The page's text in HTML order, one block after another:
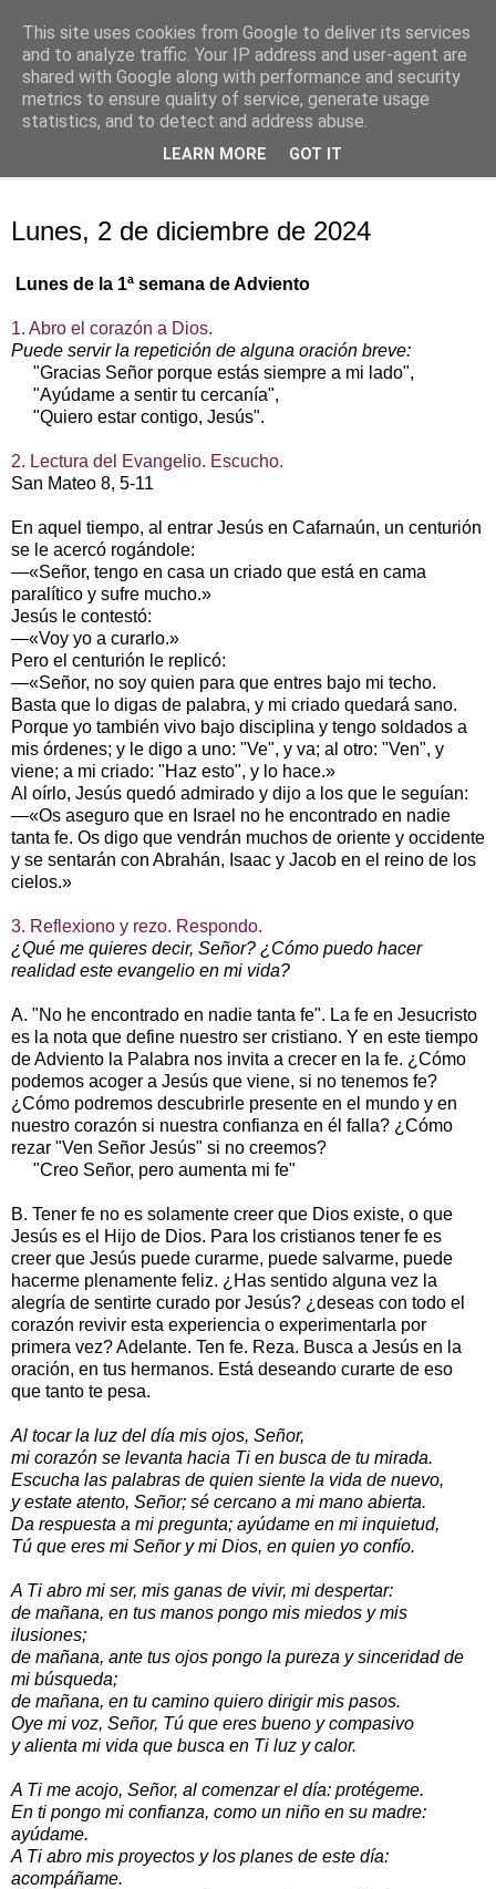
Oración personal
con el Evangelio de cada día
Lunes, 2 de diciembre de 2024
Lunes de la 1ª semana de Adviento
1. Abro el corazón a Dios.
Puede servir la repetición de alguna oración breve:
"Gracias Señor porque estás siempre a mi lado",
"Ayúdame a sentir tu cercanía",
"Quiero estar contigo, Jesús".
2. Lectura del Evangelio. Escucho.
San Mateo 8, 5-11
En aquel tiempo, al entrar Jesús en Cafarnaún, un centurión
se le acercó rogándole:
—«Señor, tengo en casa un criado que está en cama
paralítico y sufre mucho.»
Jesús le contestó:
—«Voy yo a curarlo.»
Pero el centurión le replicó:
—«Señor, no soy quien para que entres bajo mi techo.
Basta que lo digas de palabra, y mi criado quedará sano.
Porque yo también vivo bajo disciplina y tengo soldados a
mis órdenes; y le digo a uno: "Ve", y va; al otro: "Ven", y
viene; a mi criado: "Haz esto", y lo hace.»
Al oírlo, Jesús quedó admirado y dijo a los que le seguían:
—«Os aseguro que en Israel no he encontrado en nadie
tanta fe. Os digo que vendrán muchos de oriente y occidente
y se sentarán con Abrahán, Isaac y Jacob en el reino de los
cielos.»
3. Reflexiono y rezo. Respondo.
¿Qué me quieres decir, Señor? ¿Cómo puedo hacer
realidad este evangelio en mi vida?
A. "No he encontrado en nadie tanta fe". La fe en Jesucristo
es la nota que define nuestro ser cristiano. Y en este tiempo
de Adviento la Palabra nos invita a crecer en la fe. ¿Cómo
podemos acoger a Jesús que viene, si no tenemos fe?
¿Cómo podremos descubrirle presente en el mundo y en
nuestro corazón si nuestra confianza en él falla? ¿Cómo
rezar "Ven Señor Jesús" si no creemos?
"Creo Señor, pero aumenta mi fe"
B. Tener fe no es solamente creer que Dios existe, o que
Jesús es el Hijo de Dios. Para los cristianos tener fe es
creer que Jesús puede curarme, puede salvarme, puede
hacerme plenamente feliz. ¿Has sentido alguna vez la
alegría de sentirte curado por Jesús? ¿deseas con todo el
corazón revivir esta experiencia o experimentarla por
primera vez? Adelante. Ten fe. Reza. Busca a Jesús en la
oración, en tus hermanos. Está deseando curarte de eso
que tanto te pesa.
Al tocar la luz del día mis ojos, Señor,
mi corazón se levanta hacia Ti en busca de tu mirada.
Escucha las palabras de quien siente la vida de nuevo,
y estate atento, Señor; sé cercano a mi mano abierta.
Da respuesta a mi pregunta; ayúdame en mi inquietud,
Tú que eres mi Señor y mi Dios, en quien yo confío.
A Ti abro mi ser, mis ganas de vivir, mi despertar:
de mañana, en tus manos pongo mis miedos y mis
ilusiones;
de mañana, ante tus ojos pongo la pureza y sinceridad de
mi búsqueda;
de mañana, en tu camino quiero dirigir mis pasos.
Oye mi voz, Señor, Tú que eres bueno y compasivo
y alienta mi vida que busca en Ti luz y calor.
A Ti me acojo, Señor, al comenzar el día: protégeme.
En ti pongo mi confianza, como un niño en su madre:
ayúdame.
A Ti abro mis proyectos y los planes de este día:
acompáñame.
This site uses cookies from Google to deliver its services
and to analyze traffic. Your IP address and user-agent are
shared with Google along with performance and security
metrics to ensure quality of service, generate usage
statistics, and to detect and address abuse.
LEARN MORE GOT IT